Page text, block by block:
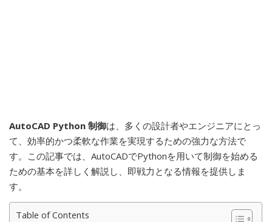
AutoCAD Python 制御は、多くの設計者やエンジニアにとっ
て、効率的かつ柔軟な作業を実現するための強力な方法で
す。この記事では、AutoCADでPythonを用いて制御を始める
ための基本を詳しく解説し、即戦力となる情報を提供しま
す。
Table of Contents